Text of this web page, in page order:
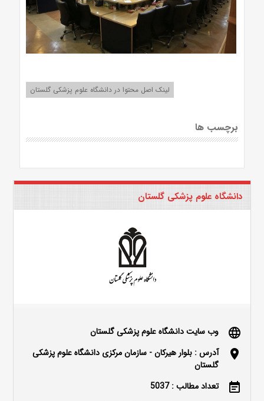
لینک اصل محتوا در دانشگاه علوم پزشکی گلستان
برچسب ها
دانشگاه علوم پزشکی گلستان
language وب سایت دانشگاه علوم پزشکی گلستان
location_on
آدرس : بلوار هیرکان - سازمان مرکزی دانشگاه علوم پزشکی
گلستان
event_note تعداد مطالب : 5037